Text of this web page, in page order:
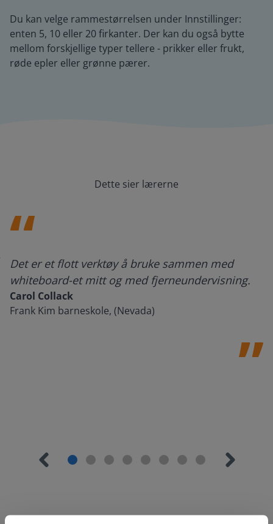
Du kan velge rammestørrelsen under Innstillinger:
enten 5, 10 eller 20 firkanter. Der kan du også bytte
mellom forskjellige typer tellere - prikker eller frukt,
røde epler eller grønne pærer.
Dette sier lærerne
Det er et flott verktøy å bruke sammen med
whiteboard-et mitt og med fjerneundervisning.
Carol Collack
Frank Kim barneskole, (Nevada)